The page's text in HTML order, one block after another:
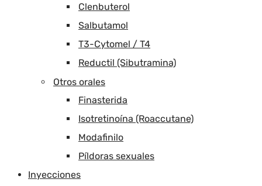
Clenbuterol
Salbutamol
T3-Cytomel / T4
Reductil (Sibutramina)
Otros orales
Finasterida
Isotretinoína (Roaccutane)
Modafinilo
Píldoras sexuales
Inyecciones